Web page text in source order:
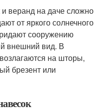
веранд на даче сложно
от яркого солнечного
сооружению
внешний вид. В
на шторы,
брезент или